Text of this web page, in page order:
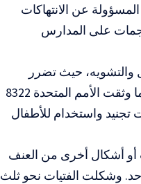
عن الانتهاكات
على المدارس
خلال عام 2025 تمثلت في القتل والتشويه، حيث تضرر
14224 طفلاً، بينهم 6266 قتيلاً و7958 مصاباً بإصابات دائمة أو خطيرة. كما وثقت الأمم المتحدة 8322
أو عرقلة وصول المساعدات الإنسانية، و6607 حالات تجنيد واستخدام للأطفال
حالة اختطاف و1783 حالة اغتصاب أو أشكال أخرى من العنف
انتهاك جسيم واحد. وشكلت الفتيات نحو ثلث